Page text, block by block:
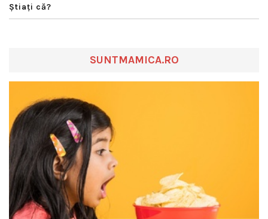
Ştiaţi că?
SUNTMAMICA.RO